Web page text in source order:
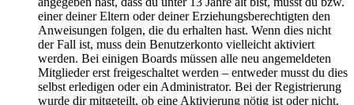
einer deiner Eltern oder deiner Erziehungsberechtigten den
Anweisungen folgen, die du erhalten hast. Wenn dies nicht
der Fall ist, muss dein Benutzerkonto vielleicht aktiviert
werden. Bei einigen Boards müssen alle neu angemeldeten
Mitglieder erst freigeschaltet werden – entweder musst du dies
selbst erledigen oder ein Administrator. Bei der Registrierung
wurde dir mitgeteilt, ob eine Aktivierung nötig ist oder nicht.